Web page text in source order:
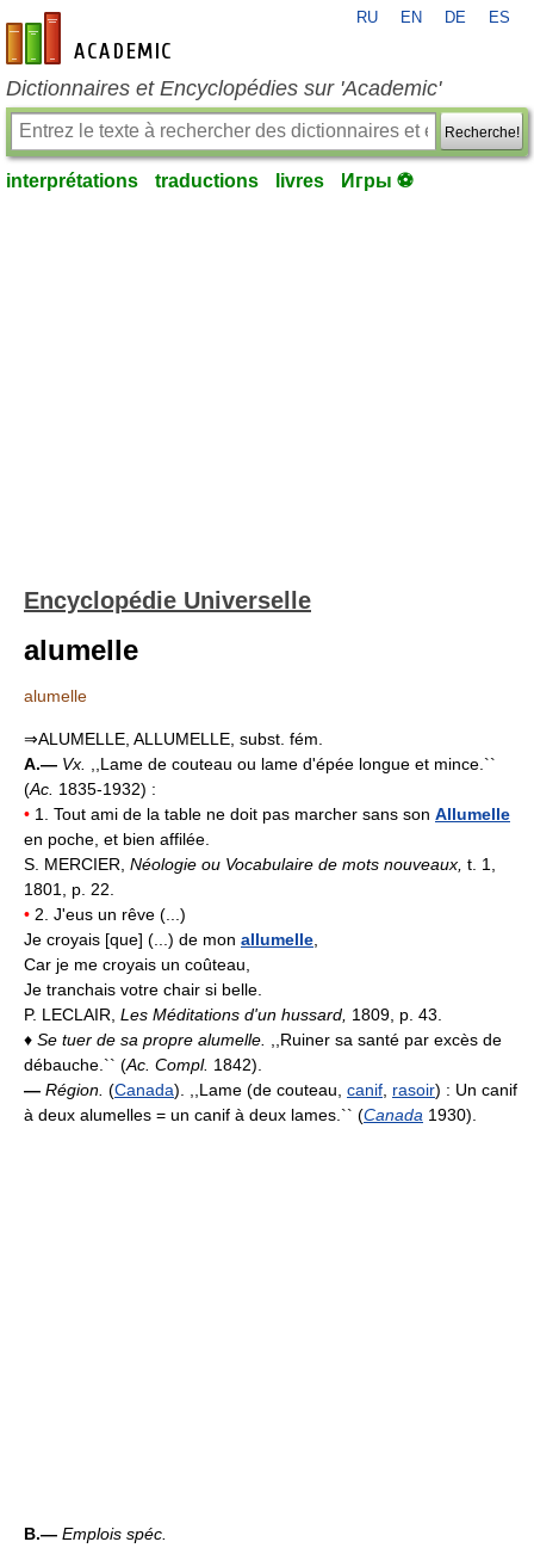
fr-academic.com
RU EN DE ES
Dictionnaires et Encyclopédies sur 'Academic'
Recherche!
interprétations traductions livres Игры ⚽
Encyclopédie Universelle
alumelle
alumelle
⇒ALUMELLE, ALLUMELLE, subst. fém.
A.— Vx.
,,Lame de couteau ou lame d'épée longue et mince.``
(Ac. 1835-1932) :
• 1. Tout ami de la table ne doit pas marcher sans son Allumelle
en poche, et bien affilée.
S. MERCIER, Néologie ou Vocabulaire de mots nouveaux, t. 1,
1801, p. 22.
• 2. J'eus un rêve (...)
Je croyais [que] (...) de mon allumelle
Car je me croyais un coûteau,
Je tranchais votre chair si belle.
P. LECLAIR, Les Méditations d'un hussard, 1809, p. 43.
♦ Se tuer de sa propre alumelle.
,,Ruiner sa santé par excès de
débauche.`` (Ac. Compl. 1842).
— Région. (Canada). ,,Lame (de couteau, canif rasoir) : Un canif
à deux alumelles = un canif à deux lames.`` (Canada 1930).
B.— Emplois spéc.